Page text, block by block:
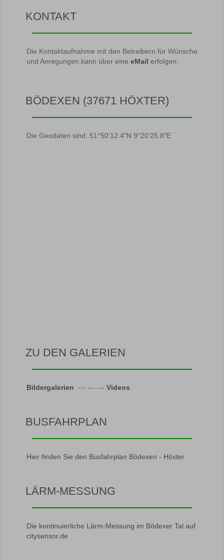
KONTAKT
Die Kontaktaufnahme mit den Betreibern für Wünsche
und Anregungen kann über eine eMail erfolgen.
BÖDEXEN (37671 HÖXTER)
Die Geodaten sind: 51°50’12.4″N 9°20’25.8″E
ZU DEN GALERIEN
Bildergalerien --- --- --- Videos
BUSFAHRPLAN
Hier finden Sie den Busfahrplan Bödexen - Höxter
LÄRM-MESSUNG
Die kontinuierliche Lärm-Messung im Bödexer Tal auf
citysensor.de